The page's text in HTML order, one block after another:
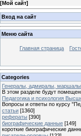
[Мой сайт]
Вход на сайт
Меню сайта
Главная страница
Categories
Генералы, адмиралы,
В этом разделе будут
Педагогика и психология
Вопросы и ответы по курсу
статьи [1360]
рефераты [390]
биографические данные [149]
короткие биографические